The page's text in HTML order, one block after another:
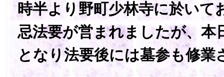
時半より野町少林寺に於いて
忌法要が営まれましたが、本
となり法要後には墓参も修業